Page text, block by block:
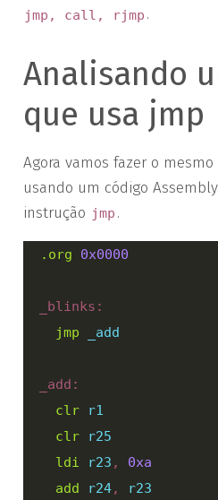
jmp, call, rjmp .
Analisando
que usa jmp
Agora vamos fazer o
usando um código
instrução jmp .
.org 0x0000
jmp
_add
clr
r1
clr
r25
ldi
r23 , 0xa
add
r24,
r23